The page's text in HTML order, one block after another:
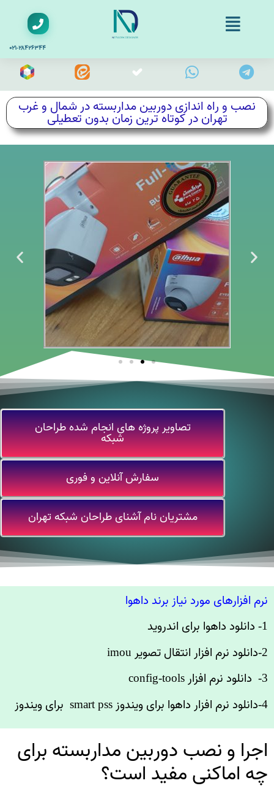
۰۲۱-۲۸۴۲۶۳۴۴
نصب و راه اندازی دوربین مداربسته در شمال و غرب
تهران در کوتاه ترین زمان بدون تعطیلی
تصاویر پروژه های انجام شده طراحان
شبکه
سفارش آنلاین و فوری
مشتریان نام آشنای طراحان شبکه تهران
نرم افزارهای مورد نیاز برند داهوا
1- دانلود داهوا برای اندروید
2-دانلود نرم افزار انتقال تصویر imou
3- دانلود نرم افزار config-tools
4-دانلود نرم افزار داهوا برای ویندوز smart pss برای ویندوز
اجرا و نصب دوربین مداربسته برای
چه اماکنی مفید است؟